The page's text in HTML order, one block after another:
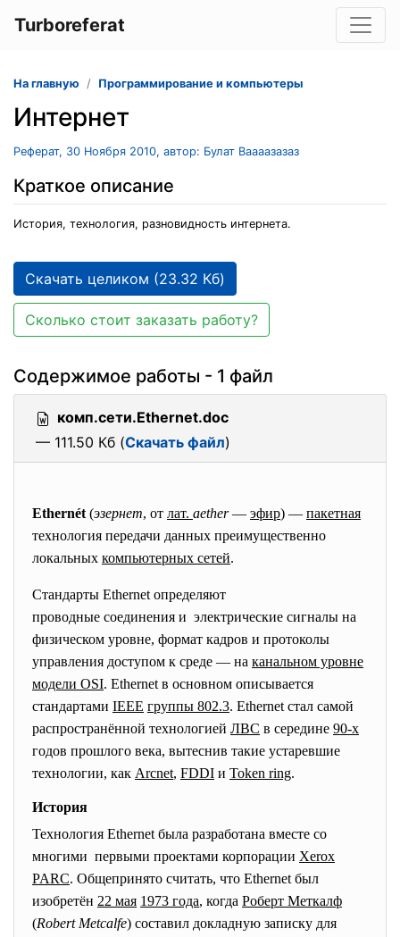
Turboreferat
На главную Программирование и компьютеры
Интернет
Реферат, 30 Ноября 2010, автор: Булат Ваааазазаз
Краткое описание
История, технология, разновидность интернета.
Скачать целиком (23.32 Кб)
Сколько стоит заказать работу?
Содержимое работы - 1 файл
комп.сети.Ethernet.doc
— 111.50 Кб (Скачать файл)
Ethernét (эзернет, от лат. aether— эфир) — пакетная
технология передачи данных преимущественно
локальных компьютерных сетей.
Стандарты Ethernet определяют
проводные соединения и электрические сигналы на
физическом уровне, формат кадров и протоколы
управления доступом к среде — на канальном уровне
модели OSI. Ethernet в основном описывается
стандартами IEEE группы 802.3. Ethernet стал самой
распространённой технологией ЛВС в середине 90-х
годов прошлого века, вытеснив такие устаревшие
технологии, как Arcnet, FDDI и Token ring.
История
Технология Ethernet была разработана вместе со
многими первыми проектами корпорации Xerox
PARC. Общепринято считать, что Ethernet был
изобретён 22 мая 1973 года, когда Роберт Меткалф
(Robert Metcalfe) составил докладную записку для